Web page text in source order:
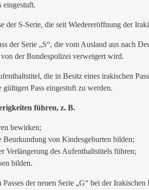
eingestuft.
der S-Serie, die seit Wiedereröffnung der
der Serie „S“, die vom Ausland aus nach
der Bundespolizei verweigert wird.
die in Besitz eines irakischen
Pass eingestuft zu werden.
führen, z. B.
bewirken;
von Kindesgeburten bilden;
Verlängerung des Aufenthaltstitels führen;
bilden.
der neuen Serie „G“ bei der